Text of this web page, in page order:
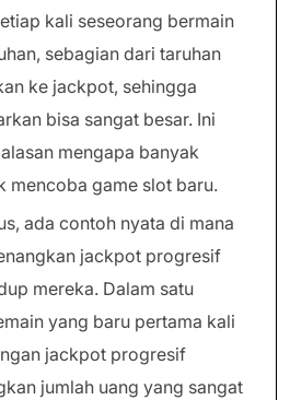
kali seseorang bermain
sebagian dari taruhan
ke jackpot, sehingga
bisa sangat besar. Ini
mengapa banyak
mencoba game slot baru.
ada contoh nyata di mana
jackpot progresif
mereka. Dalam satu
yang baru pertama kali
jackpot progresif
jumlah uang yang sangat